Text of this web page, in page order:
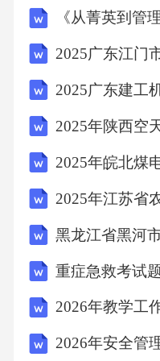
工作提供有力保障
建设，配备足够的
作的顺利开展。3.
安全工作成绩突出
整改。4.家校合作：
共同关注幼儿的安
的良性互动。六、
安全管理水平，确
将坚持以人为本、
治理措施，构建安
境。同时，我们也
重症急救考试
2026年教学工
2026年安全管